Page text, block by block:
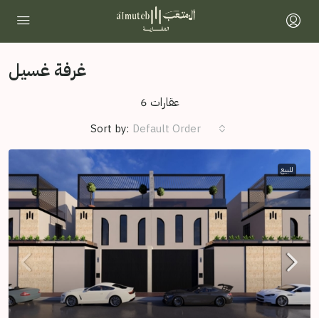
غرفة غسيل
6 عقارات
Sort by: Default Order
للبيع